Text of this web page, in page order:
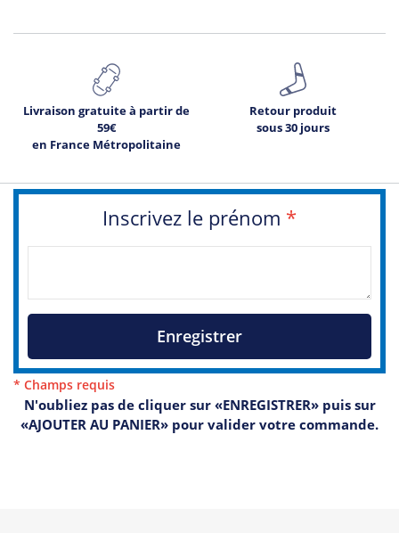
Livraison gratuite à partir de
59€
en France Métropolitaine
Retour produit
sous 30 jours
Inscrivez le prénom *
Enregistrer
* Champs requis
N'oubliez pas de cliquer sur «ENREGISTRER» puis sur
«AJOUTER AU PANIER» pour valider votre commande.